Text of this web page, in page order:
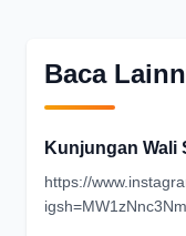
Baca
Kunjungan Wali
https://